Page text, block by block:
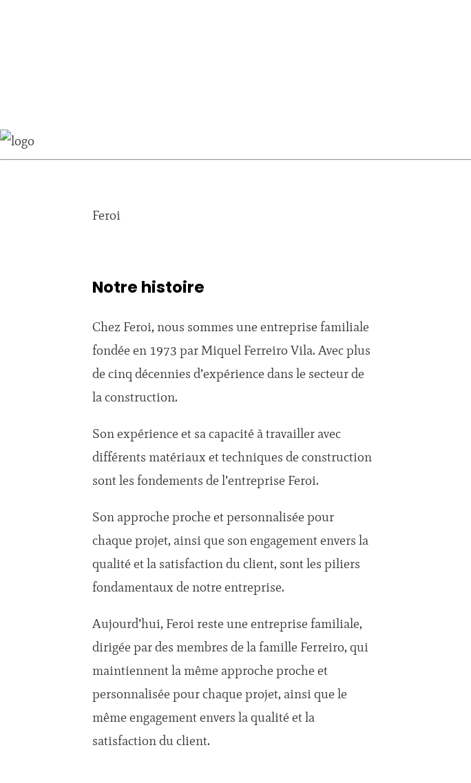
Feroi
Notre histoire
Chez Feroi, nous sommes une entreprise familiale
fondée en 1973 par Miquel Ferreiro Vila. Avec plus
de cinq décennies d’expérience dans le secteur de
la construction.
Son expérience et sa capacité à travailler avec
différents matériaux et techniques de construction
sont les fondements de l’entreprise Feroi.
Son approche proche et personnalisée pour
chaque projet, ainsi que son engagement envers la
qualité et la satisfaction du client, sont les piliers
fondamentaux de notre entreprise.
Aujourd’hui, Feroi reste une entreprise familiale,
dirigée par des membres de la famille Ferreiro, qui
maintiennent la même approche proche et
personnalisée pour chaque projet, ainsi que le
même engagement envers la qualité et la
satisfaction du client.